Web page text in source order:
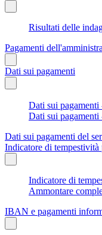
Risultati delle
Pagamenti
Dati sui pagamenti
Dati sui
Dati sui
Dati sui pagamenti del
Indicatore di tempestività
Indicatore di
Ammontare
IBAN e pagamenti